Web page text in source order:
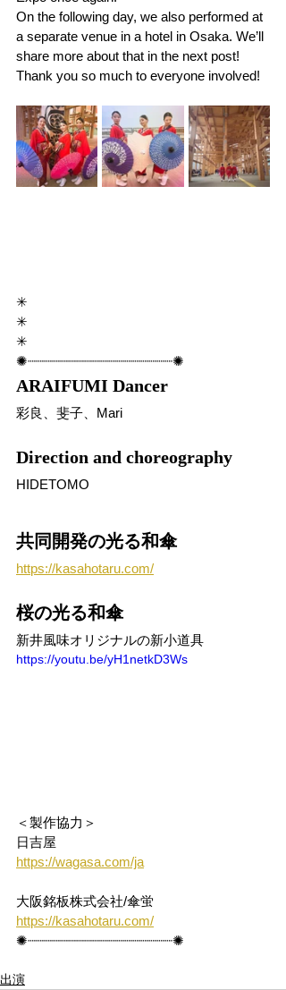
On the following day, we also performed at
a separate venue in a hotel in Osaka. We’ll
share more about that in the next post!
Thank you so much to everyone involved!
✳︎
✳︎
✳︎
✺┈┈┈┈┈┈┈┈┈┈┈┈┈┈┈┈┈┈✺
ARAIFUMI Dancer
彩良、斐子、Mari
Direction and choreography
HIDETOMO
共同開発の光る和傘
https://kasahotaru.com/
桜の光る和傘
新井風味オリジナルの新小道具
https://youtu.be/yH1netkD3Ws
＜製作協力＞
日吉屋
https://wagasa.com/ja
大阪銘板株式会社/傘蛍
https://kasahotaru.com/
✺┈┈┈┈┈┈┈┈┈┈┈┈┈┈┈┈┈┈✺
出演